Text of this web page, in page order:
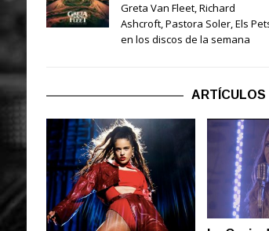
Greta Van Fleet, Richard
Ashcroft, Pastora Soler, Els
en los discos de la semana